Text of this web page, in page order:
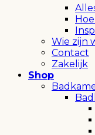
Wie zijn
Contact
Zakelijk
Shop